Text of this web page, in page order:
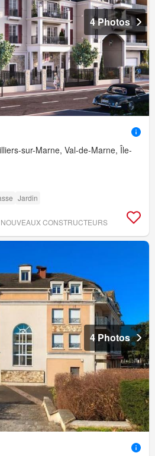
4 Photos
sur-Marne, Val-de-Marne, Île-
Jardin
CONSTRUCTEURS
4 Photos